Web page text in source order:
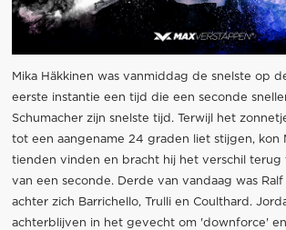
Mika Häkkinen was vanmiddag de snelste op
eerste instantie een tijd die een seconde
Schumacher zijn snelste tijd. Terwijl het
tot een aangename 24 graden liet stijgen, kon
tienden vinden en bracht hij het verschil
van een seconde. Derde van vandaag was
achter zich Barrichello, Trulli en Coulthard.
achterblijven in het gevecht om 'downforce'